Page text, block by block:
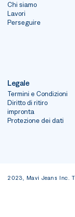
Chi siamo
Lavori
Perseguire
Legale
Termini e Condizioni
Diritto di ritiro
impronta
Protezione dei dati
2023, Mavi Jeans Inc.